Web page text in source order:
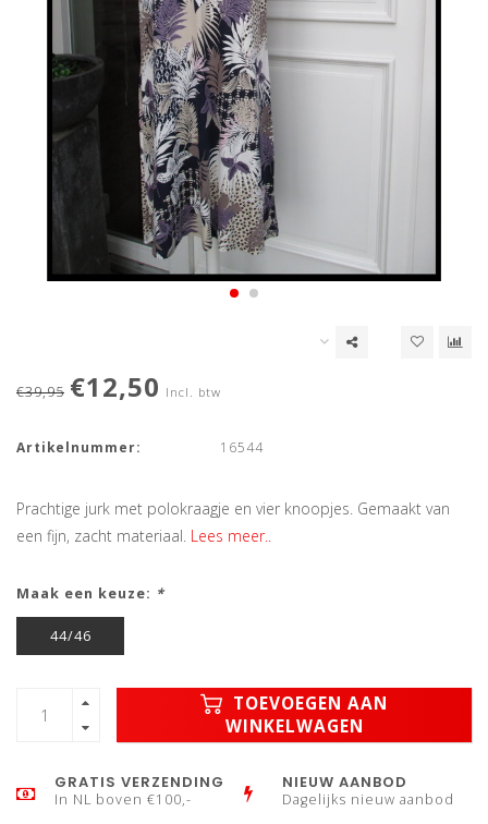
€39,95 €12,50 Incl. btw
Artikelnummer: 16544
Prachtige jurk met polokraagje en vier knoopjes. Gemaakt van
een fijn, zacht materiaal. Lees meer..
Maak een keuze: *
44/46
TOEVOEGEN AAN
WINKELWAGEN
GRATIS VERZENDING
In NL boven €100,-
NIEUW AANBOD
Dagelijks nieuw aanbod